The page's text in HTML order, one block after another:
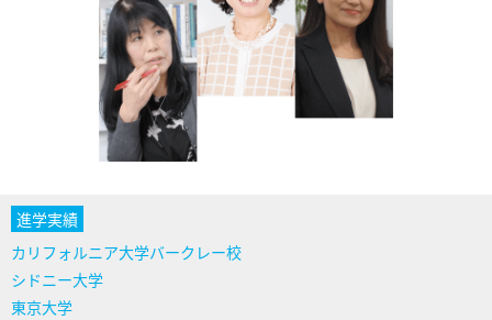
カリフォルニア大学バークレー校
シドニー大学
東京大学